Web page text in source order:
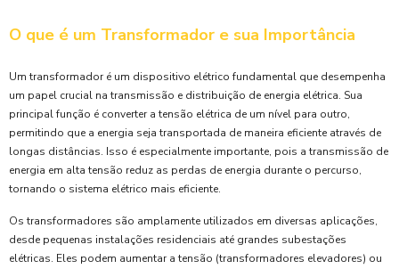
O que é um Transformador e sua Importância
Um transformador é um dispositivo elétrico fundamental que desempenha
um papel crucial na transmissão e distribuição de energia elétrica. Sua
principal função é converter a tensão elétrica de um nível para outro,
permitindo que a energia seja transportada de maneira eficiente através de
longas distâncias. Isso é especialmente importante, pois a transmissão de
energia em alta tensão reduz as perdas de energia durante o percurso,
tornando o sistema elétrico mais eficiente.
Os transformadores são amplamente utilizados em diversas aplicações,
desde pequenas instalações residenciais até grandes subestações
elétricas. Eles podem aumentar a tensão (transformadores elevadores) ou